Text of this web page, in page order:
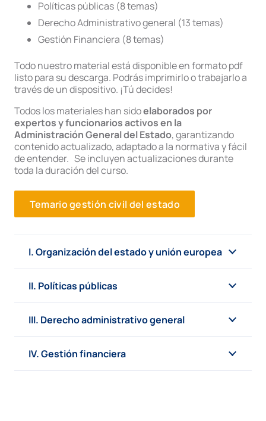
Políticas públicas (8 temas)
Derecho Administrativo general (13 temas)
Gestión Financiera (8 temas)
Todo nuestro material está disponible en formato pdf
listo para su descarga. Podrás imprimirlo o trabajarlo a
través de un dispositivo. ¡Tú decides!
Todos los materiales han sidoelaborados por
expertos y funcionarios activos en la
Administración General del Estado, garantizando
contenido actualizado, adaptado a la normativa y fácil
de entender. Se incluyen actualizaciones durante
toda la duración del curso.
Temario gestión civil del estado
I. Organización del estado y unión europea
II. Políticas públicas
III. Derecho administrativo general
IV. Gestión financiera